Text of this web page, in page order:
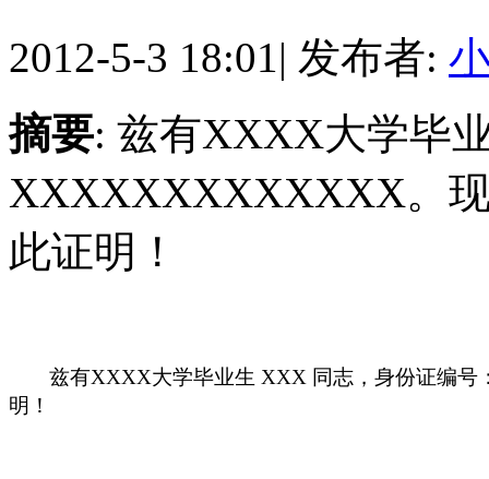
2012-5-3 18:01| 发布者:
摘要: 兹有XXXX大学毕
XXXXXXXXXXXXX。
此证明！
兹有XXXX大学毕业生 XXX 同志，身份证编号
明！